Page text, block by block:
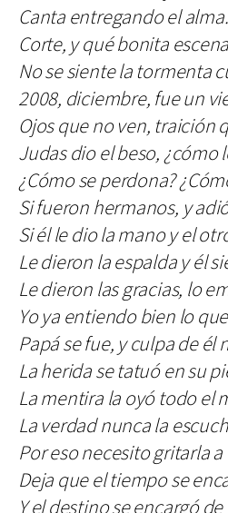
Canta entregando el alma.
Corte, y qué bonita
No se siente la tormenta
2008, diciembre, fue un
Ojos que no ven, traición
Judas dio el beso, ¿cómo
¿Cómo se perdona?
Si fueron hermanos, y
Si él le dio la mano y el
Le dieron la espalda y él
Le dieron las gracias, lo
Yo ya entiendo bien lo
Papá se fue, y culpa de él
La herida se tatuó en su
La mentira la oyó todo el
La verdad nunca la
Por eso necesito gritarla
Deja que el tiempo se